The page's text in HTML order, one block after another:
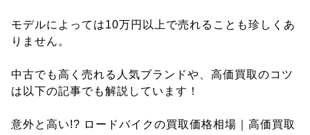
モデルによっては10万円以上で売れることも珍しくあ
りません。
中古でも高く売れる人気ブランドや、高価買取のコツ
は以下の記事でも解説しています！
意外と高い!? ロードバイクの買取価格相場｜高価買取